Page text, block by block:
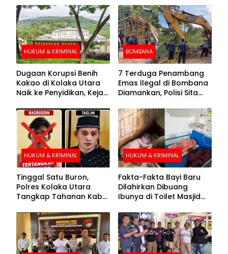
HUKUM & KRIMINAL
Dugaan Korupsi Benih
Kakao di Kolaka Utara
Naik ke Penyidikan, Kejari
BOMBANA
7 Terduga Penambang
Emas Ilegal di Bombana
Diamankan, Polisi Sita
Crusher
HUKUM & KRIMINAL
Tinggal Satu Buron,
Polres Kolaka Utara
Tangkap Tahanan Kabur
Pengejaran
HUKUM & KRIMINAL
Fakta-Fakta Bayi Baru
Dilahirkan Dibuang
Ibunya di Toilet Masjid